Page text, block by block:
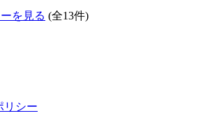
を見る (全13件)
リシー